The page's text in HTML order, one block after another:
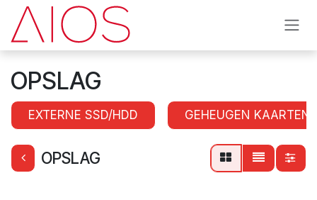
Overslaan naar inhoud
OPSLAG
EXTERNE SSD/HDD GEHEUGEN KAARTEN
OPSLAG